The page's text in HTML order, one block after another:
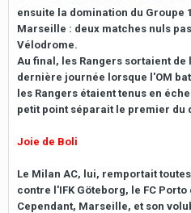
ensuite la domination du Groupe
Marseille : deux matches nuls
Vélodrome.
Au final, les Rangers sortaient
dernière journée lorsque l'OM
les Rangers étaient tenus en
petit point séparait le premier du
Joie de Boli
Le Milan AC, lui, remportait
contre l'IFK Göteborg, le FC Porto
Cependant, Marseille, et son